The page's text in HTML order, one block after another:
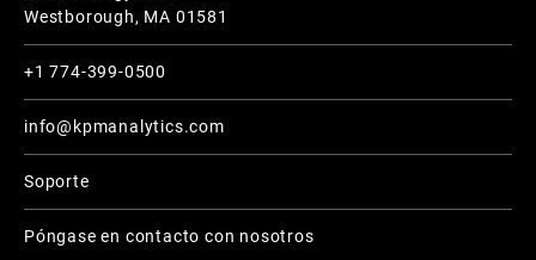
Westborough, MA 01581
+1 774-399-0500
info@kpmanalytics.com
Soporte
Póngase en contacto con nosotros